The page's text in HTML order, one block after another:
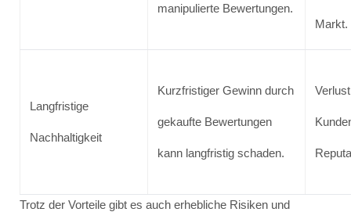
manipulierte Bewertungen.
Markt.
Langfristige
Nachhaltigkeit
Kurzfristiger Gewinn durch
gekaufte Bewertungen
kann langfristig schaden.
Trotz der Vorteile gibt es auch erhebliche Risiken und